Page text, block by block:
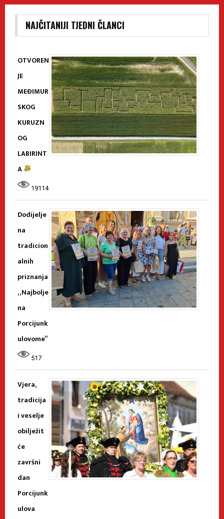
NAJČITANIJI TJEDNI ČLANCI
OTVOREN
JE
MEĐIMUR
SKOG
KURUZN
OG
LABIRINT
A
19114
Dodijelje
na
tradicion
alnih
priznanja
„Najbolje
na
Porcijunk
ulovome”
517
Vjera,
tradicija
i veselje
obilježit
će
završni
dan
Porcijunk
ulova